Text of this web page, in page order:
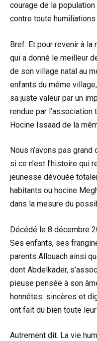
courage de la
contre toute
Bref. Et pour revenir à
qui a donné le meilleur
de son village natal au
enfants du même
sa juste valeur par un
rendue par l’association
Hocine Issaad de la
Nous n’avons pas
si ce n’est l’histoire qui
jeunesse dévouée
habitants ou hocine
dans la mesure du
Décédé le 8 décembre
Ses enfants, ses
parents Allouach ainsi
dont Abdelkader,
pieuse pensée à son
honnêtes sincères et
ont fait du bien toute
Autrement dit. La vie